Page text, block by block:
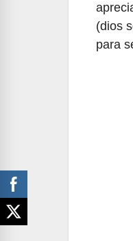
(dios
para